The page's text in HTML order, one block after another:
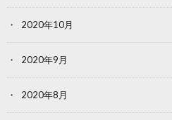
2020年10月
2020年9月
2020年8月